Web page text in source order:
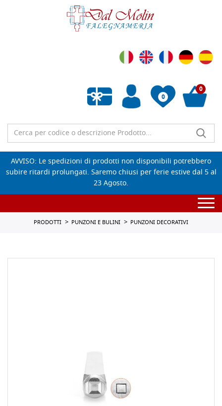
0
Wishlist vuota
0
AVVISO: Le spedizioni di prodotti non disponibili potrebbero
subire ritardi prolungati. Saremo chiusi per ferie estive dal 5 al
23 Agosto.
PRODOTTI PUNZONI E BULINI PUNZONI DECORATIVI